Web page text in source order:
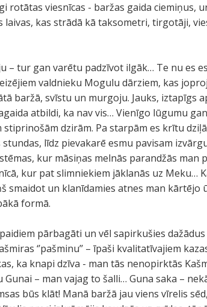
rotātas viesnīcas - baržas gaida ciemiņus,
kas strādā kā taksometri, tirgotāji,
– tur gan varētu padzīvot ilgāk… Te nu es
valdnieku Mogulu dārziem, kas
baržā, svīstu un murgoju. Jauks, iztapīgs
atbildi, ka nav vis… Vienīgo lūgumu
dzirām. Pa starpām es krītu
līdz pievakarē esmu pavisam
kur māsiņas melnās parandžās man
kur pat slimniekiem jāklanās uz Meku…
smaidot un klanīdamies atnes man kārtējo
formā.
pārbagāti un vēl sapirkušies
‘’pašminu’’ – īpaši kvalitatīvajiem
ka knapi dzīva - man tās nenopirktās
– man vajag to šalli… Guna saka –
būs klāt! Manā baržā jau viens vīrelis